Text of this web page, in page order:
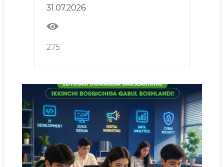
31.07.2026
275